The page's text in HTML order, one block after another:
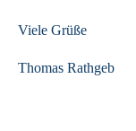
Viele Grüße
Thomas Rathgeb